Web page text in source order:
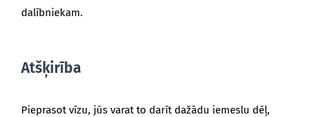
dalībniekam.
Atšķirība
Pieprasot vīzu, jūs varat to darīt dažādu iemeslu dēļ,